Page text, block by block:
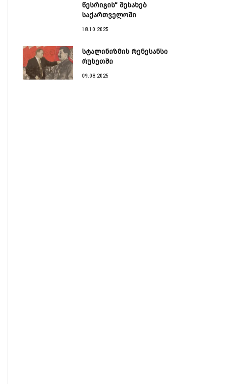
წესრიგის“ შესახებ
საქართველოში
18.10.2025
სტალინიზმის რენესანსი
რუსეთში
09.08.2025